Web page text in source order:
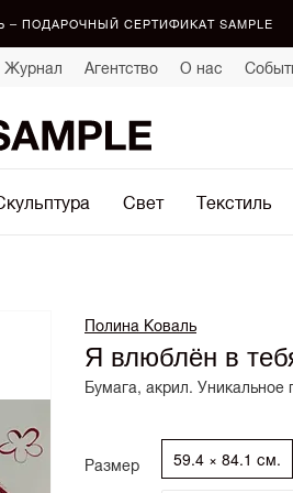
ПОДАРОЧНЫЙ СЕРТИФИКАТ SAMPLE
Журнал Агентство О нас
Свет Текстиль
Полина Коваль
Я влюблён в
Бумага, акрил. Уникальное
Размер 59.4 × 84.1 см.